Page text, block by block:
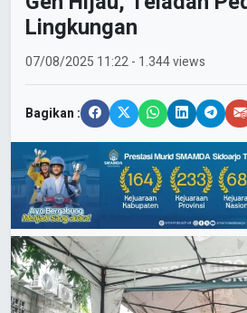
Lingkungan
07/08/2025 11:22- 1.344 views
Bagikan :